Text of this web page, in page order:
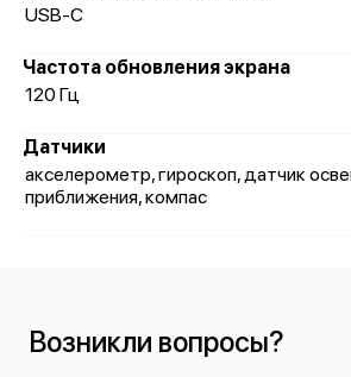
USB-C
Частота обновления экрана
120 Гц
Датчики
акселерометр, гироскоп, датчик
приближения, компас
Возникли вопросы?